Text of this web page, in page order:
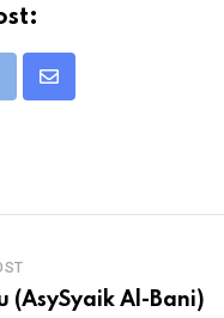
Share
(AsySyaik Al-Bani)